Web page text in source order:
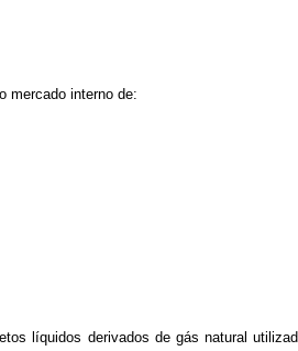
mercado interno de:
líquidos derivados de gás natural